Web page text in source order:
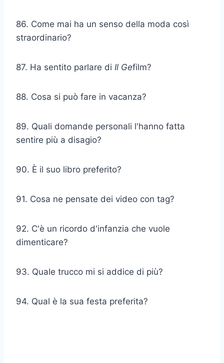
86. Come mai ha un senso della moda così
straordinario?
87. Ha sentito parlare di Il Gefilm?
88. Cosa si può fare in vacanza?
89. Quali domande personali l'hanno fatta
sentire più a disagio?
90. È il suo libro preferito?
91. Cosa ne pensate dei video con tag?
92. C'è un ricordo d'infanzia che vuole
dimenticare?
93. Quale trucco mi si addice di più?
94. Qual è la sua festa preferita?